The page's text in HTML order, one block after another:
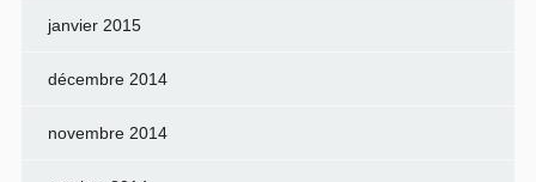
janvier 2015
décembre 2014
novembre 2014